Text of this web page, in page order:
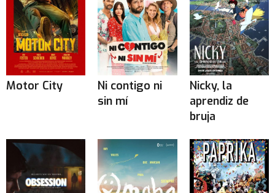
Motor City
Ni contigo ni
sin mí
Nicky, la
aprendiz de
bruja